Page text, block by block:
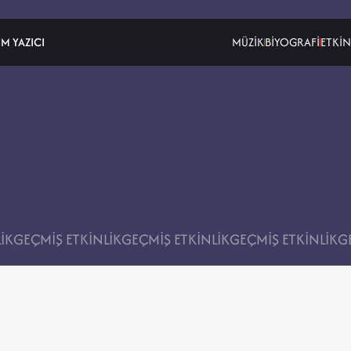
YAZICI MÜZİKBİYOGRAFİ
GEÇMİŞ ETKİNLİKGEÇMİŞ ETKİNLİKGEÇMİŞ ETKİNLİK